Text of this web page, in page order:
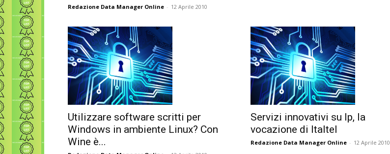
Redazione Data Manager Online - 12 Aprile 2010
Utilizzare software scritti per
Windows in ambiente Linux? Con
Wine è...
Servizi innovativi su Ip, la
vocazione di Italtel
Redazione Data Manager Online - 12 Aprile 2010